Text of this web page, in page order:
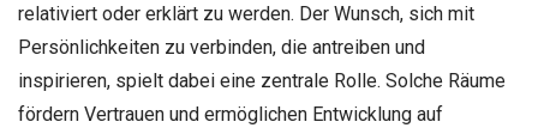
relativiert oder erklärt zu werden. Der Wunsch, sich mit
Persönlichkeiten zu verbinden, die antreiben und
inspirieren, spielt dabei eine zentrale Rolle. Solche Räume
fördern Vertrauen und ermöglichen Entwicklung auf